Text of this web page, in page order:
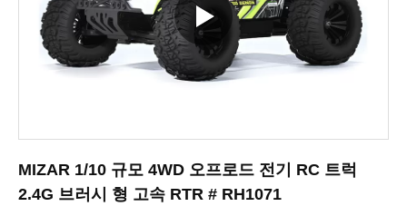
MIZAR 1/10 규모 4WD 오프로드 전기 RC 트럭
2.4G 브러시 형 고속 RTR # RH1071